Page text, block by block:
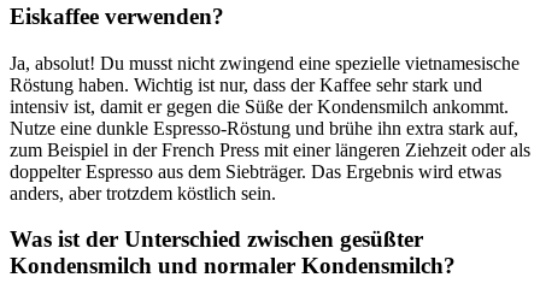
Eiskaffee verwenden?
Ja, absolut! Du musst nicht zwingend eine spezielle vietnamesische
Röstung haben. Wichtig ist nur, dass der Kaffee sehr stark und
intensiv ist, damit er gegen die Süße der Kondensmilch ankommt.
Nutze eine dunkle Espresso-Röstung und brühe ihn extra stark auf,
zum Beispiel in der French Press mit einer längeren Ziehzeit oder als
doppelter Espresso aus dem Siebträger. Das Ergebnis wird etwas
anders, aber trotzdem köstlich sein.
Was ist der Unterschied zwischen gesüßter
Kondensmilch und normaler Kondensmilch?